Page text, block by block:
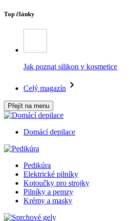
Top články
Jak poznat silikon v kosmetice
Celý magazín
Přejít na menu
Domácí depilace
Pedikúra
Elektrické pilníky
Kotoučky pro strojky
Pilníky a pemzy
Krémy a masky